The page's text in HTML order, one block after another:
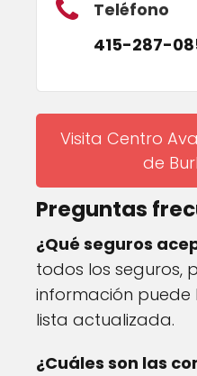
Teléfono
415-287-
Visita Centro
de
Preguntas
¿Qué seguros
todos los seguros,
información puede
lista actualizada.
¿Cuáles son las